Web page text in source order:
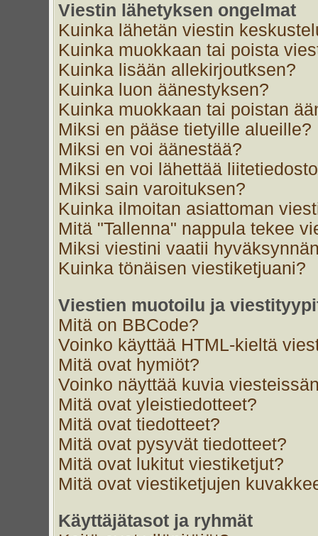
Viestin lähetyksen ongelmat
Kuinka lähetän viestin
Kuinka muokkaan tai poista
Kuinka lisään allekirjoutksen?
Kuinka luon äänestyksen?
Kuinka muokkaan tai poistan
Miksi en pääse tietyille alueille?
Miksi en voi äänestää?
Miksi en voi lähettää
Miksi sain varoituksen?
Kuinka ilmoitan asiattoman
Mitä "Tallenna" nappula tekee
Miksi viestini vaatii
Kuinka tönäisen viestiketjuani?
Viestien muotoilu ja
Mitä on BBCode?
Voinko käyttää HTML-kieltä
Mitä ovat hymiöt?
Voinko näyttää kuvia
Mitä ovat yleistiedotteet?
Mitä ovat tiedotteet?
Mitä ovat pysyvät tiedotteet?
Mitä ovat lukitut viestiketjut?
Mitä ovat viestiketjujen
Käyttäjätasot ja ryhmät